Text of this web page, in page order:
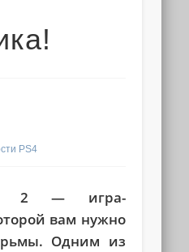
PS4
2 — игра-
вам нужно
Одним из